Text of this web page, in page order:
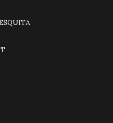
MESQUITA
NOTÍCIAS